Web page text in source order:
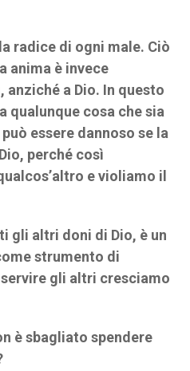
radice di ogni male. Ciò
anima è invece
anziché a Dio. In questo
qualunque cosa che sia
essere dannoso se la
perché così
e violiamo il
gli altri doni di Dio, è un
strumento di
gli altri cresciamo
è sbagliato spendere